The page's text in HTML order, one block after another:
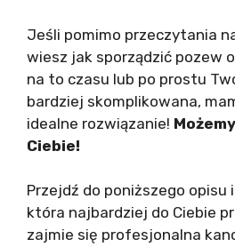
od
do
Jeśli pomimo przeczytania
wiesz jak sporządzić pozew
na to czasu lub po prostu
bardziej skomplikowana,
idealne rozwiązanie!
Ciebie!
Przejdź do poniższego opisu
która najbardziej do Ciebie
zajmie się profesjonalna